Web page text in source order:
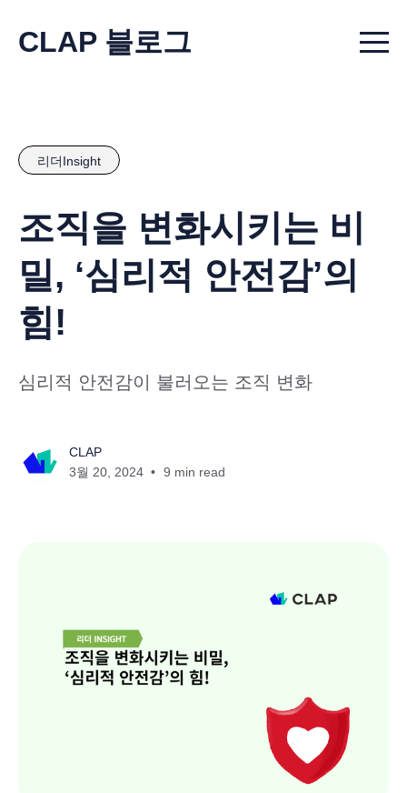
CLAP 블로그 Menu
리더Insight
조직을 변화시키는 비
밀, ‘심리적 안전감’의
힘!
심리적 안전감이 불러오는 조직 변화
CLAP
3월 20, 2024
9 min read